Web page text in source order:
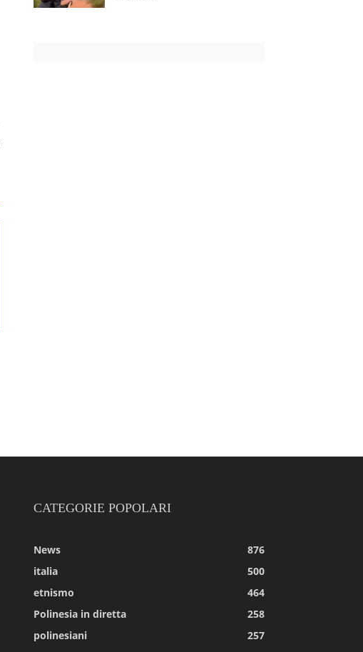
CATEGORIE POPOLARI
News
876
italia
500
etnismo
464
Polinesia in diretta
258
polinesiani
257